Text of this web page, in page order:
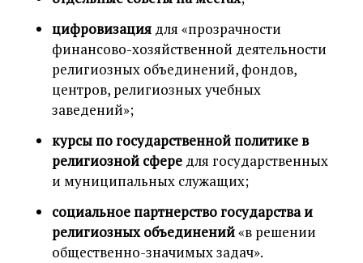
цифровизация для «прозрачности
финансово-хозяйственной деятельности
религиозных объединений, фондов,
центров, религиозных учебных
заведений»;
курсы по государственной политике в
религиозной сфере для государственных
и муниципальных служащих;
социальное партнерство государства и
религиозных объединений«в решении
общественно-значимых задач».